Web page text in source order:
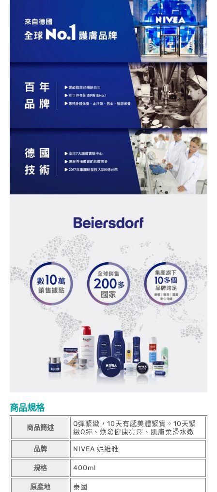
商品規格
商品簡述
Q彈緊緻，10天有感美體緊實。10天緊
緻Q彈、煥發健康亮澤、肌膚柔滑水嫩
品牌 NIVEA 妮維雅
規格 400ml
原產地 泰國